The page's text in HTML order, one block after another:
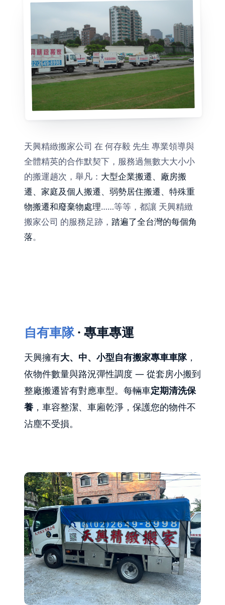
天興精緻搬家公司 在 何存毅 先生 專業領導與
全體精英的合作默契下，服務過無數大大小小
的搬運趟次，舉凡： 大型企業搬遷、廠房搬
遷、家庭及個人搬遷、弱勢居住搬遷、特殊重
物搬遷和廢棄物處理……等等，都讓 天興精緻
搬家公司 的服務足跡， 踏遍了全台灣的每個角
落。
自有車隊· 專車專運
天興擁有大、中、小型自有搬家專車車隊，
依物件數量與路況彈性調度 — 從套房小搬到
整廠搬遷皆有對應車型。每輛車定期清洗保
養，車容整潔、車廂乾淨，保護您的物件不
沾塵不受損。